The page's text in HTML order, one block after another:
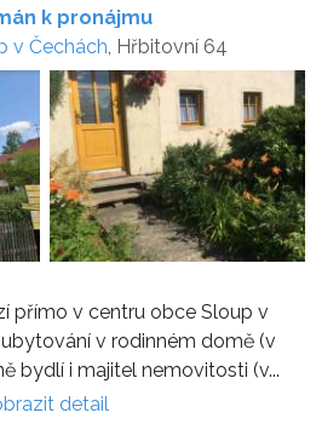
k pronájmu
v Čechách, Hřbitovní 64
přímo v centru obce Sloup v
v rodinném domě (v
bydlí i majitel nemovitosti (v...
detail